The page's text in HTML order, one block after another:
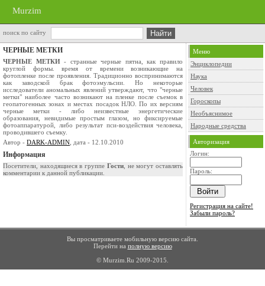
Murzim
поиск по сайту
ЧЕРНЫЕ МЕТКИ
ЧЕРНЫЕ МЕТКИ- странные черные пятна, как правило
круглой формы. время от времени возникающие на
фотопленке после проявления. Традиционно воспринимаются
как заводской брак фотоэмульсии. Но некоторые
исследователи аномальных явлений утверждают, что "черные
метки" наиболее часто возникают на пленке после съемок в
геопатогенных зонах и местах посадок НЛО. По их версиям
черные метки - либо неизвестные энергетические
образования, невидимые простым глазом, но фиксируемые
фотоаппаратурой, либо результат пси-воздействия человека,
проводившего съемку.
Автор - DARK-ADMIN , дата - 12.10.2010
Информация
Посетители, находящиеся в группе Гости, не могут оставлять
комментарии к данной публикации.
Меню
Энциклопедии
Наука
Человек
Гороскопы
Необъяснимое
Народные средства
Авторизация
Логин:
Пароль:
Регистрация на сайте!
Забыли пароль?
Вы просматриваете мобильную версию сайта.
Перейти на полную версию
© Murzim.Ru 2009-2015.